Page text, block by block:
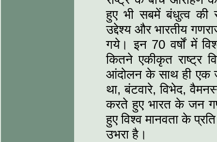
हुए भी सबमें बंधुत्‍व की
उद्देश्‍य और भारतीय
गये। इन 70 वर्षों में
कितने एकीकृत राष्‍ट्र
आंदोलन के साथ ही एक
था, बंटवारे, विभेद,
करते हुए भारत के जन
हुए विश्‍व मानवता के
उभरा है।